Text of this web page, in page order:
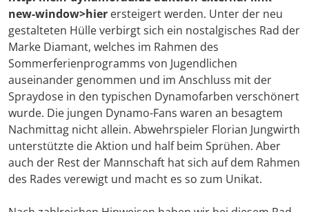
new-window>hier ersteigert werden. Unter der neu
gestalteten Hülle verbirgt sich ein nostalgisches Rad der
Marke Diamant, welches im Rahmen des
Sommerferienprogramms von Jugendlichen
auseinander genommen und im Anschluss mit der
Spraydose in den typischen Dynamofarben verschönert
wurde. Die jungen Dynamo-Fans waren an besagtem
Nachmittag nicht allein. Abwehrspieler Florian Jungwirth
unterstützte die Aktion und half beim Sprühen. Aber
auch der Rest der Mannschaft hat sich auf dem Rahmen
des Rades verewigt und macht es so zum Unikat.